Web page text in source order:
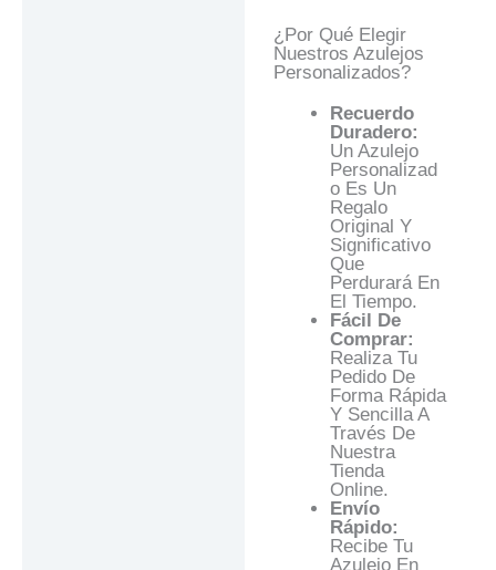
¿Por Qué Elegir
Nuestros Azulejos
Personalizados?
Recuerdo
Duradero:
Un Azulejo
Personalizad
O Es Un
Regalo
Original Y
Significativo
Que
Perdurará En
El Tiempo.
Fácil De
Comprar:
Realiza Tu
Pedido De
Forma Rápida
Y Sencilla A
Través De
Nuestra
Tienda
Online.
Envío
Rápido:
Recibe Tu
Azulejo En